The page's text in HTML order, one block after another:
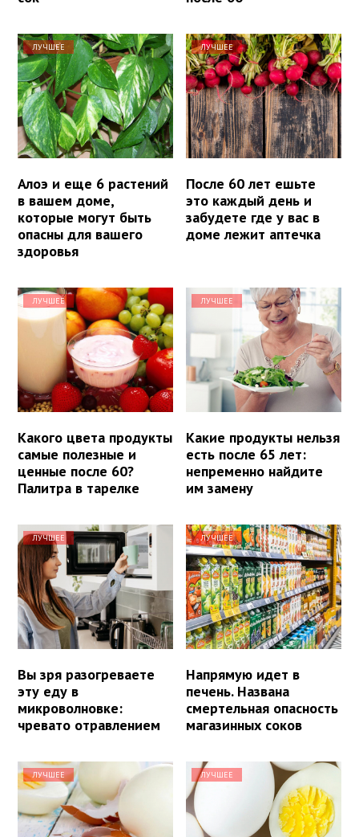
ЛУЧШЕЕ
Алоэ и еще 6 растений
в вашем доме,
которые могут быть
опасны для вашего
здоровья
ЛУЧШЕЕ
После 60 лет ешьте
это каждый день и
забудете где у вас в
доме лежит аптечка
ЛУЧШЕЕ
Какого цвета продукты
самые полезные и
ценные после 60?
Палитра в тарелке
ЛУЧШЕЕ
Какие продукты нельзя
есть после 65 лет:
непременно найдите
им замену
ЛУЧШЕЕ
Вы зря разогреваете
эту еду в
микроволновке:
чревато отравлением
ЛУЧШЕЕ
Напрямую идет в
печень. Названа
смертельная опасность
магазинных соков
ЛУЧШЕЕ ЛУЧШЕЕ